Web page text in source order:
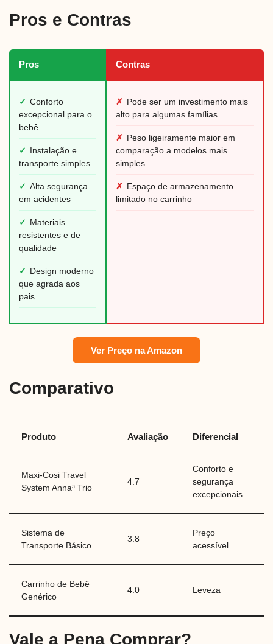
Pros e Contras
Pros Contras
✓ Conforto
excepcional para o
bebê
✓
Instalação e
transporte simples
✓ Alta segurança
em acidentes
✓
Materiais
resistentes e de
qualidade
✓
Design moderno
que agrada aos
pais
✗ Pode ser um investimento mais
alto para algumas famílias
✗ Peso ligeiramente maior em
comparação a modelos mais
simples
✗ Espaço de armazenamento
limitado no carrinho
Ver Preço na Amazon
Comparativo
Produto Avaliação Diferencial
Maxi-Cosi Travel
System Anna³ Trio
4.7
Conforto e
segurança
excepcionais
Sistema de
Transporte Básico
3.8
Preço
acessível
Carrinho de Bebê
Genérico
4.0 Leveza
Vale a Pena Comprar?